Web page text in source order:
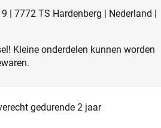
| 7772 TS Hardenberg | Nederland |
Kleine onderdelen kunnen worden
gedurende 2 jaar